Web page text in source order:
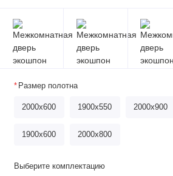
Размер полотна
2000x600 1900x550 2000x900
1900x600 2000х800
Выберите комплектацию